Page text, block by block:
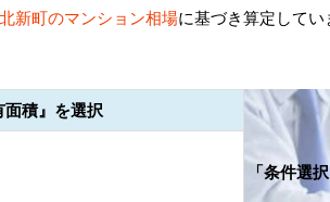
新町のマンション相場に基づき算定して
積』を選択
「条件選